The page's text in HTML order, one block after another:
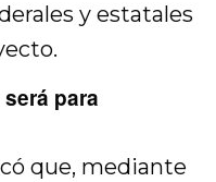
y estatales
para
que, mediante